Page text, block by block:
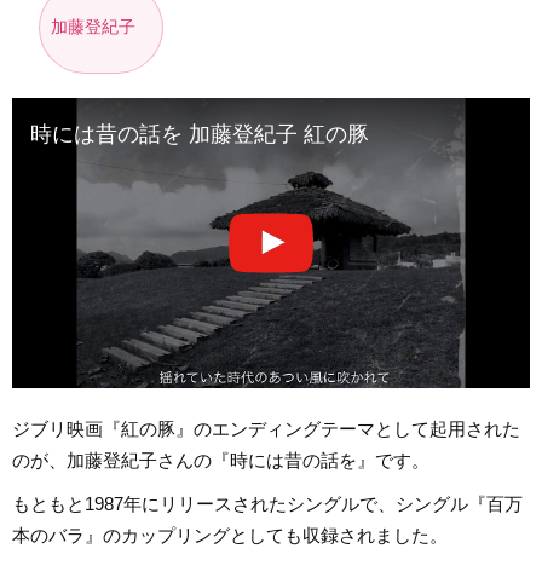
加藤登紀子
時には昔の話を 加藤登紀子 紅の豚
ジブリ映画『紅の豚』のエンディングテーマとして起用された
のが、加藤登紀子さんの『時には昔の話を』です。
もともと1987年にリリースされたシングルで、シングル『百万
本のバラ』のカップリングとしても収録されました。